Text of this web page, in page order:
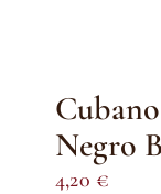
Negro
4,20 €